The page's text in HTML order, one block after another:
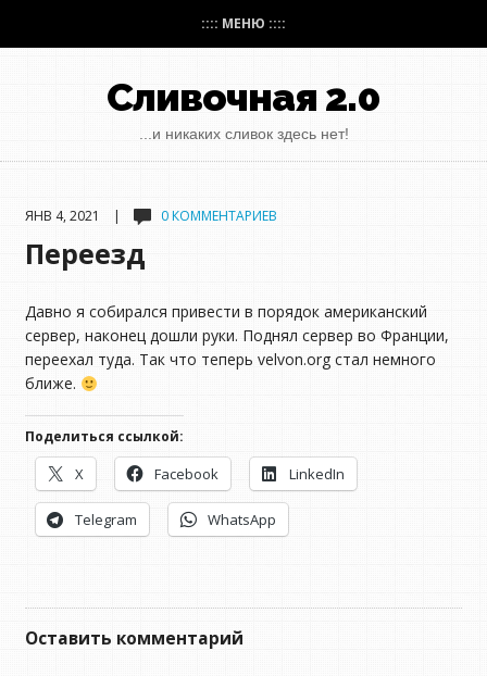
:::: МЕНЮ ::::
Сливочная 2.0
...и никаких сливок здесь нет!
ЯНВ 4, 2021 | 0 КОММЕНТАРИЕВ
Переезд
Давно я собирался привести в порядок американский
сервер, наконец дошли руки. Поднял сервер во Франции,
переехал туда. Так что теперь velvon.org стал немного
ближе.
Поделиться ссылкой:
X Facebook LinkedIn
Telegram WhatsApp
Оставить комментарий